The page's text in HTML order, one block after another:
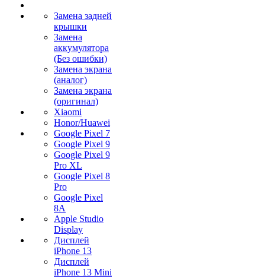
Замена задней
крышки
Замена
аккумулятора
(Без ошибки)
Замена экрана
(аналог)
Замена экрана
(оригинал)
Xiaomi
Honor/Huawei
Google Pixel 7
Google Pixel 9
Google Pixel 9
Pro XL
Google Pixel 8
Pro
Google Pixel
8A
Apple Studio
Display
Дисплей
iPhone 13
Дисплей
iPhone 13 Mini